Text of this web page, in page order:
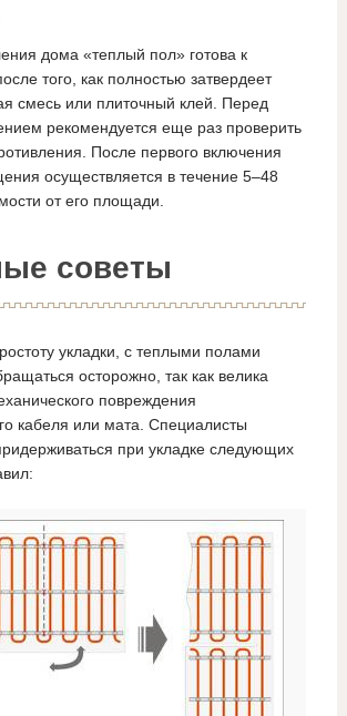
дома «теплый пол» готова к
того, как полностью затвердеет
смесь или плиточный клей. Перед
рекомендуется еще раз проверить
После первого включения
осуществляется в течение 5–48
от его площади.
советы
укладки, с теплыми полами
осторожно, так как велика
повреждения
кабеля или мата. Специалисты
при укладке следующих